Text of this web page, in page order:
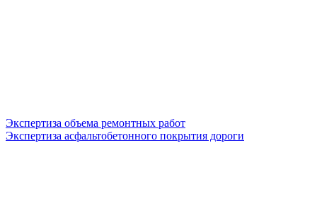
Экспертиза объема ремонтных работ
Экспертиза асфальтобетонного покрытия дороги